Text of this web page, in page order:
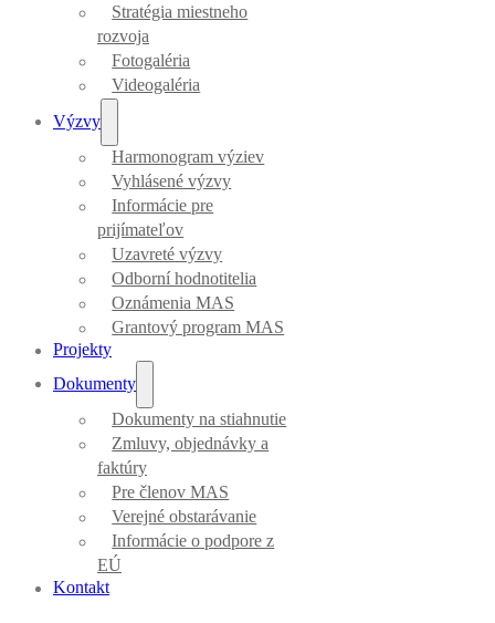
Stratégia miestneho
rozvoja
Fotogaléria
Videogaléria
Výzvy
Harmonogram výziev
Vyhlásené výzvy
Informácie pre
prijímateľov
Uzavreté výzvy
Odborní hodnotitelia
Oznámenia MAS
Grantový program MAS
Projekty
Dokumenty
Dokumenty na stiahnutie
Zmluvy, objednávky a
faktúry
Pre členov MAS
Verejné obstarávanie
Informácie o podpore z
EÚ
Kontakt